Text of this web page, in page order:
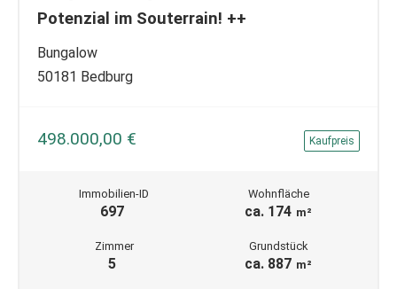
Potenzial im Souterrain! ++
Bungalow
50181 Bedburg
498.000,00 € Kaufpreis
Immobilien-ID
697
Wohnfläche
ca. 174 m²
Zimmer
5
Grundstück
ca. 887 m²